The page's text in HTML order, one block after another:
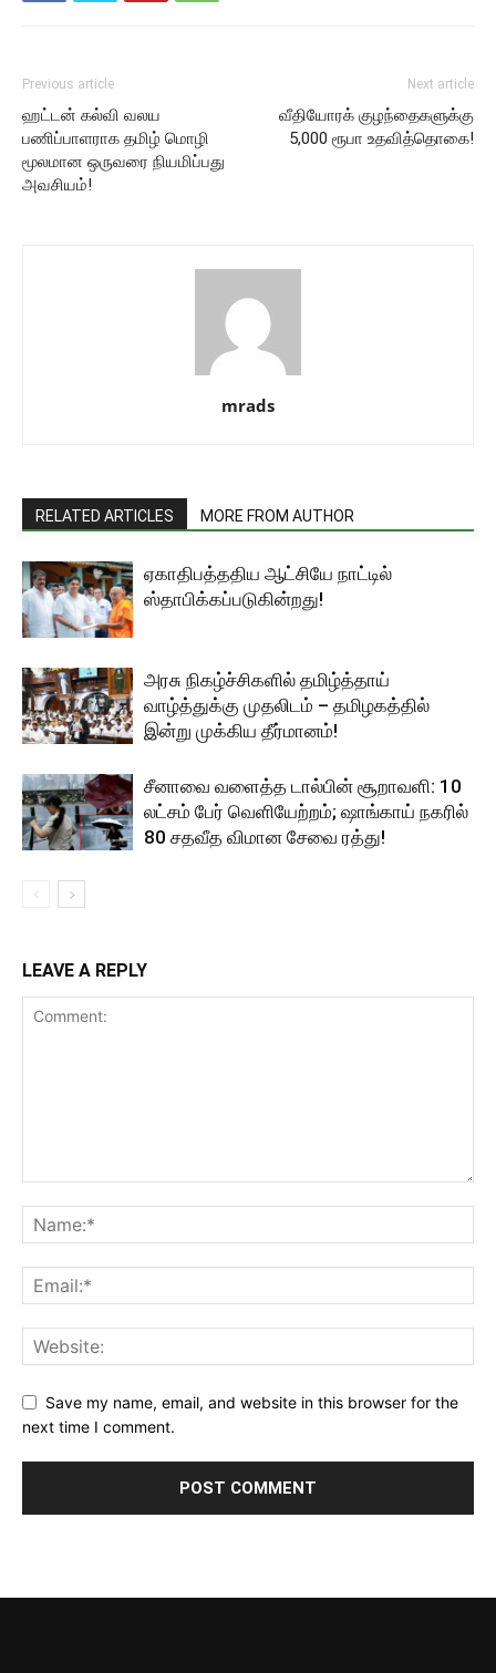
Previous article
ஹட்டன் கல்வி வலய
பணிப்பாளராக தமிழ் மொழி
மூலமான ஒருவரை நியமிப்பது
அவசியம்!
Next article
வீதியோரக் குழந்தைகளுக்கு
5,000 ரூபா உதவித்தொகை!
mrads
RELATED ARTICLES MORE FROM AUTHOR
ஏகாதிபத்ததிய ஆட்சியே நாட்டில்
ஸ்தாபிக்கப்படுகின்றது!
அரசு நிகழ்ச்சிகளில் தமிழ்த்தாய்
வாழ்த்துக்கு முதலிடம் – தமிழகத்தில்
இன்று முக்கிய தீர்மானம்!
சீனாவை வளைத்த டால்பின் சூறாவளி: 10
லட்சம் பேர் வெளியேற்றம்; ஷாங்காய் நகரில்
80 சதவீத விமான சேவை ரத்து!
LEAVE A REPLY
Save my name, email, and website in this browser for the
next time I comment.